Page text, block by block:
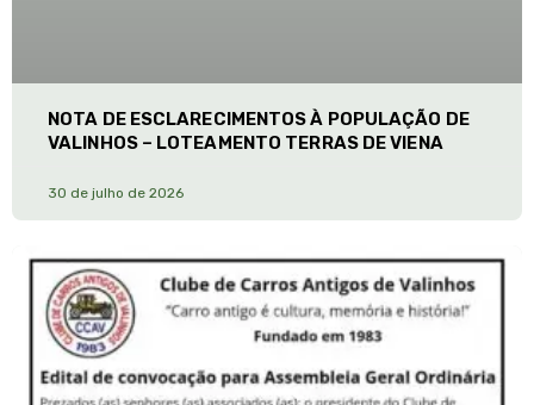
NOTA DE ESCLARECIMENTOS À POPULAÇÃO DE
VALINHOS – LOTEAMENTO TERRAS DE VIENA
30 de julho de 2026